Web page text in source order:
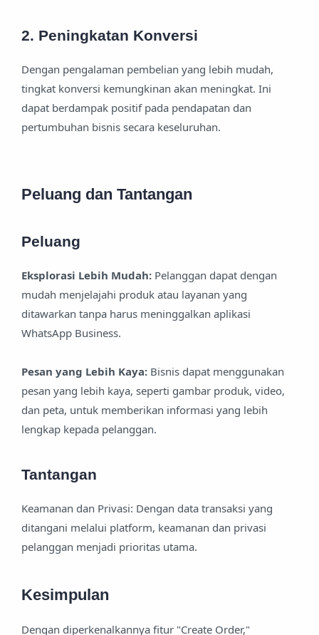
2. Peningkatan Konversi
Dengan pengalaman pembelian yang lebih mudah,
tingkat konversi kemungkinan akan meningkat. Ini
dapat berdampak positif pada pendapatan dan
pertumbuhan bisnis secara keseluruhan.
Peluang dan Tantangan
Peluang
Eksplorasi Lebih Mudah: Pelanggan dapat dengan
mudah menjelajahi produk atau layanan yang
ditawarkan tanpa harus meninggalkan aplikasi
WhatsApp Business.
Pesan yang Lebih Kaya: Bisnis dapat menggunakan
pesan yang lebih kaya, seperti gambar produk, video,
dan peta, untuk memberikan informasi yang lebih
lengkap kepada pelanggan.
Tantangan
Keamanan dan Privasi: Dengan data transaksi yang
ditangani melalui platform, keamanan dan privasi
pelanggan menjadi prioritas utama.
Kesimpulan
Dengan diperkenalkannya fitur "Create Order,"